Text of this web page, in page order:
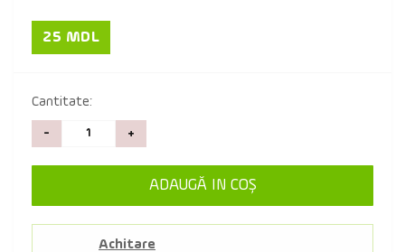
25 MDL
Cantitate:
- +
ADAUGĂ IN COŞ
Achitare